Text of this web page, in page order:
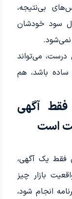
بی‌نتیجه،
سود خودشان
می‌تواند
باشد، هم
آگهی
است
فقط یک آگهی،
بازار چیز
انجام شود،